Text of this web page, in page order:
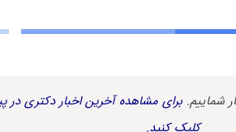
شماییم. برای مشاهده آخرین اخبار دکتری در
کلیک کنید.